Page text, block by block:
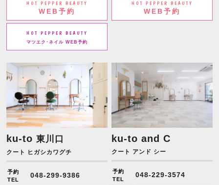
HOT PEPPER BEAUTY
WEB予約
HOT PEPPER BEAUTY
マツエク･ネイル WEB予約
HOT PEPPER BEAUTY
WEB予約
ku-to東川口
クート ヒガシカワグチ
予約
TEL
048-299-9386
ku-to and C
クート アンド シー
予約
TEL
048-229-3574